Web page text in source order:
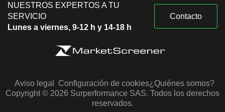
NUESTROS EXPERTOS A TU
SERVICIO
Lunes a viernes, 9-12 h y 14-18 h
Contacto
Aviso legal Configuración de cookies¿Quiénes somos?
Copyright © 2026 Surperformance SAS. Todos los derechos
reservados.